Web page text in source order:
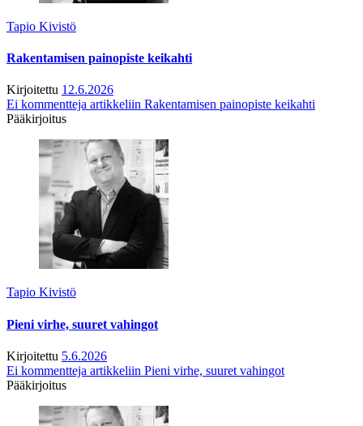
Tapio Kivistö
Rakentamisen painopiste keikahti
Kirjoitettu 12.6.2026
Ei kommentteja artikkeliin Rakentamisen painopiste keikahti
Pääkirjoitus
Tapio Kivistö
Pieni virhe, suuret vahingot
Kirjoitettu 5.6.2026
Ei kommentteja artikkeliin Pieni virhe, suuret vahingot
Pääkirjoitus